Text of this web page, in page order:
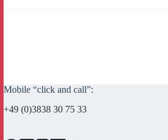
Mobile “click and call”:
+49 (0)3838 30 75 33